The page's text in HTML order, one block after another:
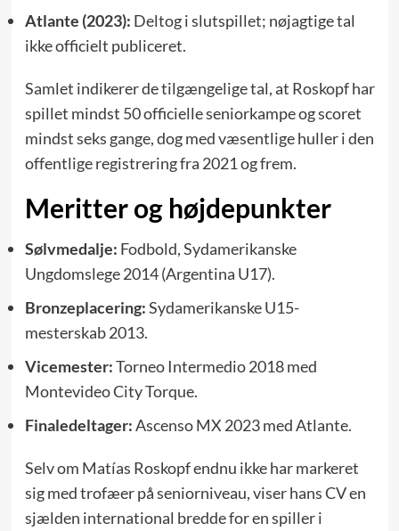
Atlante (2023): Deltog i slutspillet; nøjagtige tal
ikke officielt publiceret.
Samlet indikerer de tilgængelige tal, at Roskopf har
spillet mindst 50 officielle seniorkampe og scoret
mindst seks gange, dog med væsentlige huller i den
offentlige registrering fra 2021 og frem.
Meritter og højdepunkter
Sølvmedalje: Fodbold, Sydamerikanske
Ungdomslege 2014 (Argentina U17).
Bronzeplacering:Sydamerikanske U15-
mesterskab 2013.
Vice­mester:Torneo Intermedio 2018 med
Montevideo City Torque.
Finaledeltager:Ascenso MX 2023 med Atlante.
Selv om Matías Roskopf endnu ikke har markeret
sig med trofæer på seniorniveau, viser hans CV en
sjælden international bredde for en spiller i